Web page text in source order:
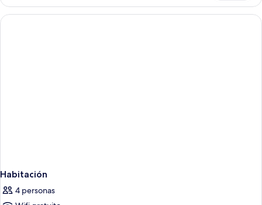
Habitación
4 personas